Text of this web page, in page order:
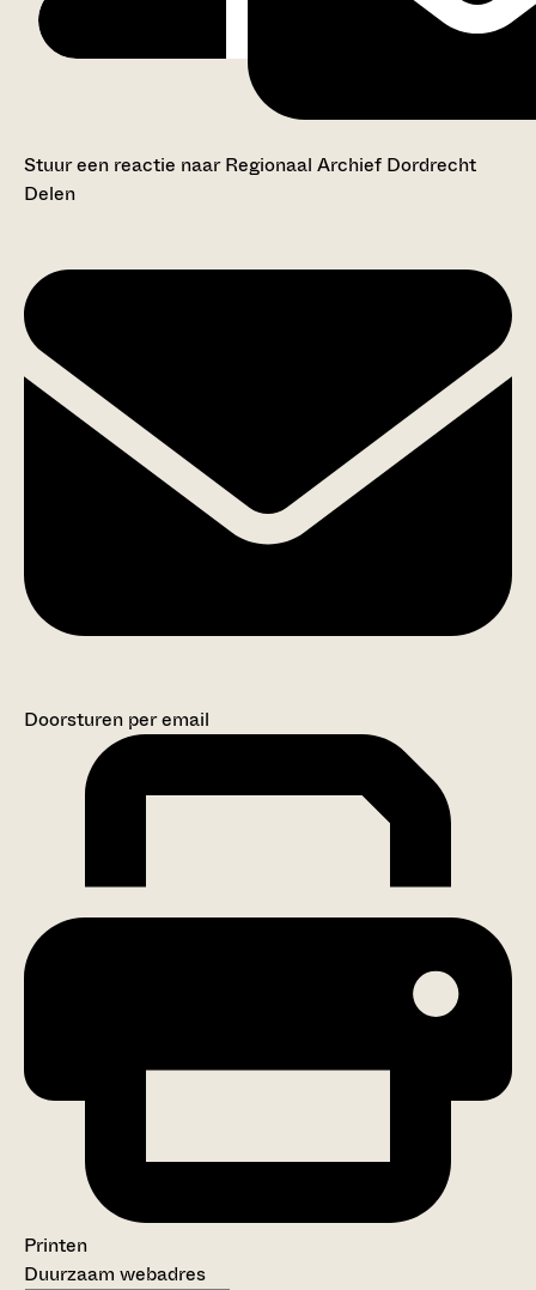
Stuur een reactie naar Regionaal Archief Dordrecht
Delen
Doorsturen per email
Printen
Duurzaam webadres